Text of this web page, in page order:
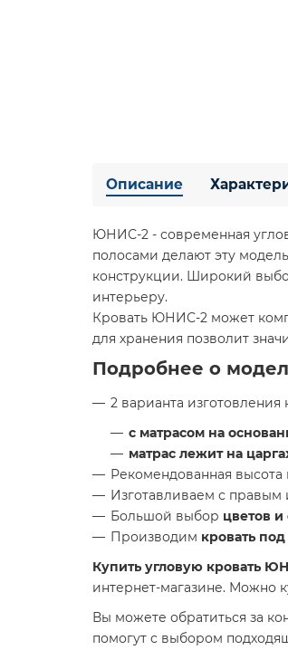
Описание
ЮНИС-2 - современная
полосами делают эту
конструкции. Широкий
интерьеру.
Кровать ЮНИС-2 может
для хранения позволит
Подробнее о
2 варианта изготовления
с матрасом на
матрас лежит на
Рекомендованная высота
Изготавливаем с
Большой выбор цветов и
Производим кровать под
Купить угловую кровать
интернет-магазине. Можно
Вы можете обратиться за
помогут с выбором